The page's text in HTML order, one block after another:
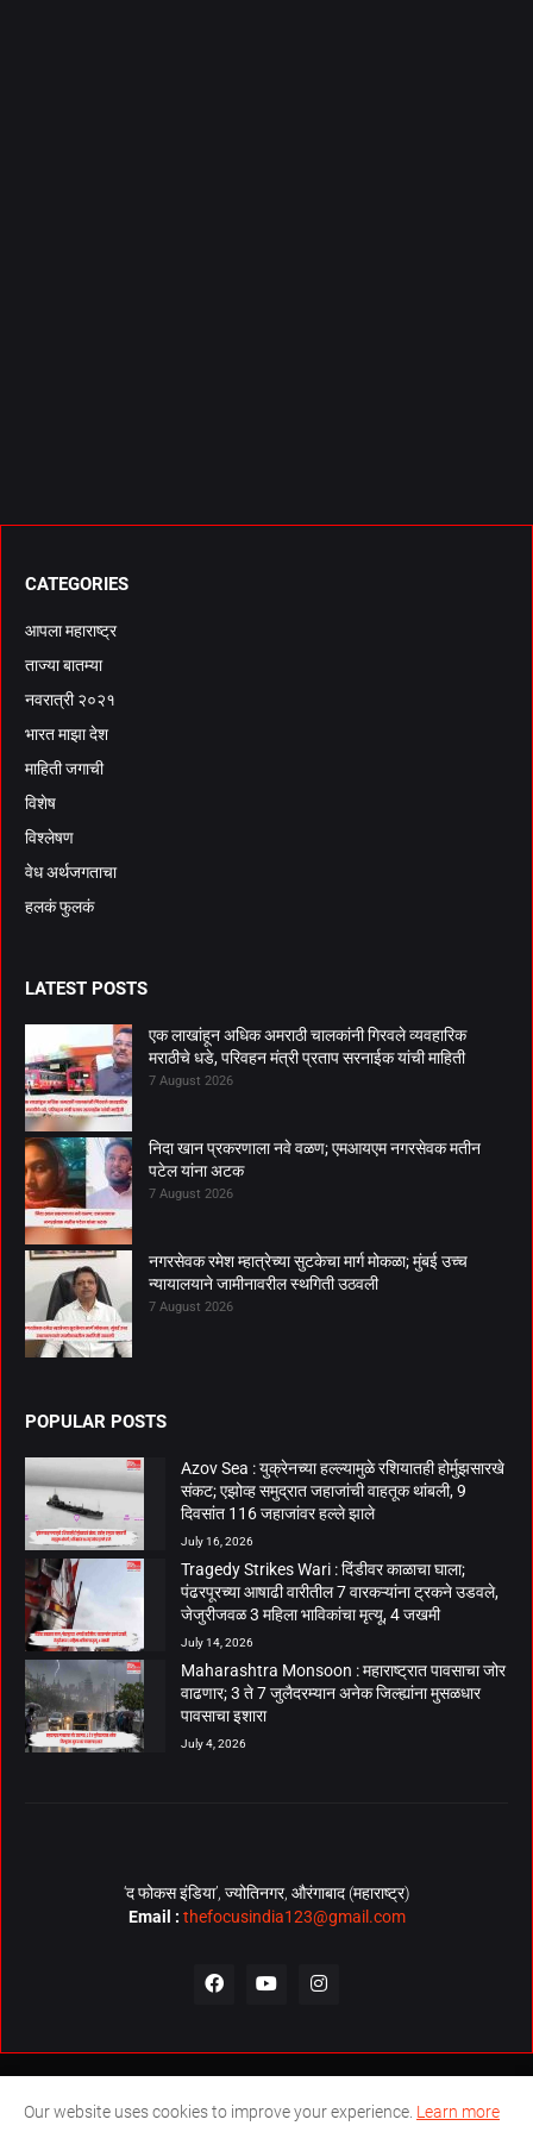
CATEGORIES
आपला महाराष्ट्र
ताज्या बातम्या
नवरात्री २०२१
भारत माझा देश
माहिती जगाची
विशेष
विश्लेषण
वेध अर्थजगताचा
हलकं फुलकं
LATEST POSTS
एक लाखांहून अधिक अमराठी चालकांनी गिरवले व्यवहारिक
मराठीचे धडे, परिवहन मंत्री प्रताप सरनाईक यांची माहिती
7 August 2026
निदा खान प्रकरणाला नवे वळण; एमआयएम नगरसेवक मतीन
पटेल यांना अटक
7 August 2026
नगरसेवक रमेश म्हात्रेच्या सुटकेचा मार्ग मोकळा; मुंबई उच्च
न्यायालयाने जामीनावरील स्थगिती उठवली
7 August 2026
POPULAR POSTS
Azov Sea : युक्रेनच्या हल्ल्यामुळे रशियातही होर्मुझसारखे
संकट; एझोव्ह समुद्रात जहाजांची वाहतूक थांबली, 9
दिवसांत 116 जहाजांवर हल्ले झाले
July 16, 2026
Tragedy Strikes Wari : दिंडीवर काळाचा घाला;
पंढरपूरच्या आषाढी वारीतील 7 वारकऱ्यांना ट्रकने उडवले,
जेजुरीजवळ 3 महिला भाविकांचा मृत्यू, 4 जखमी
July 14, 2026
Maharashtra Monsoon : महाराष्ट्रात पावसाचा जोर
वाढणार; 3 ते 7 जुलैदरम्यान अनेक जिल्ह्यांना मुसळधार
पावसाचा इशारा
July 4, 2026
‘द फोकस इंडिया’, ज्योतिनगर, औरंगाबाद (महाराष्ट्र)
Email : thefocusindia123@gmail.com
About Us Contact Us The Focus India Policy
Our website uses cookies to improve your experience. Learn more